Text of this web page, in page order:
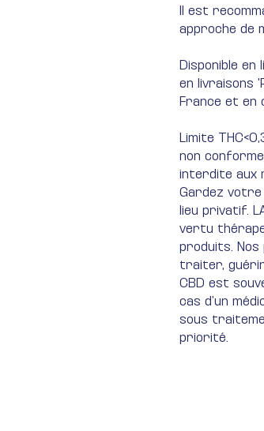
Il est
approche de
Disponible
en livraisons
France et en
Limite
non
interdite aux
Gardez votre
lieu privatif.
vertu
produits. Nos
traiter, guérir
CBD est
cas d’un
sous
priorité.